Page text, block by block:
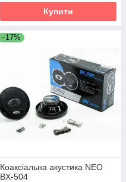
Купити
–17%
Коаксіальна акустика NEO
BX-504